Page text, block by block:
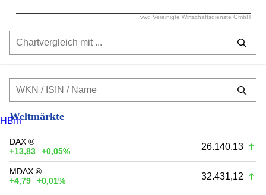
vwd Vereinigte Wirtschaftsdienste GmbH
Weltmärkte
DAX ®
+13,83
+0,05% 26.140,13
MDAX ®
+4,79
+0,01% 32.431,12
HBm